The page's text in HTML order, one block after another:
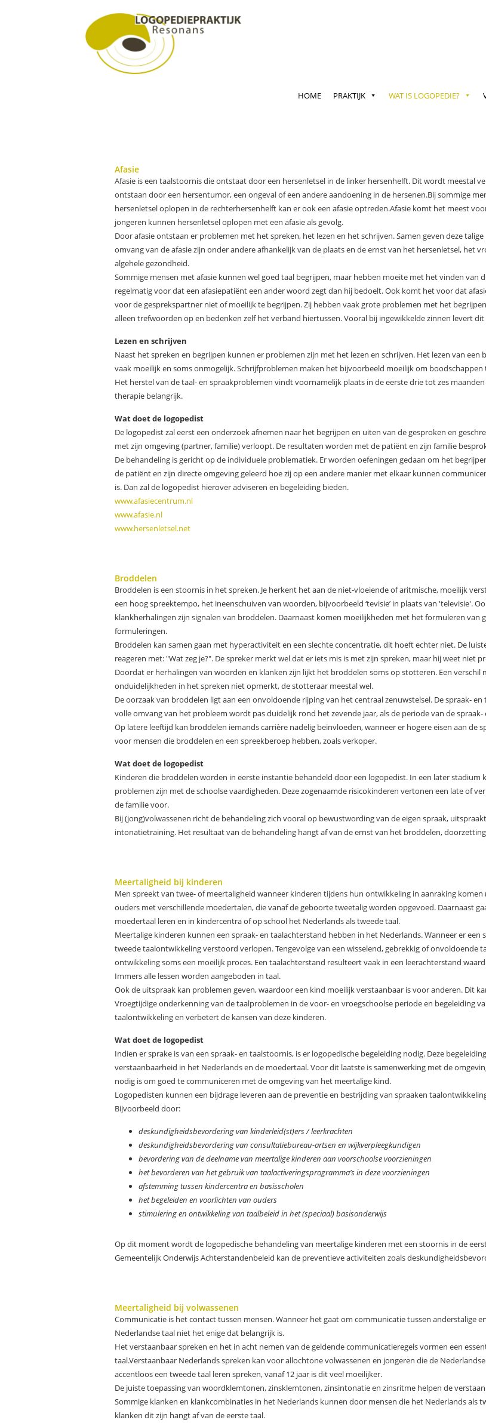
Logopedie Resonans
HOME PRAKTIJK WAT IS LOGOPEDIE?
Afasie
Afasie is een taalstoornis die ontstaat door een hersenletsel in de linker hersenhelft. Dit wordt meestal
ontstaan door een hersentumor, een ongeval of een andere aandoening in de hersenen.Bij sommige
hersenletsel oplopen in de rechterhersenhelft kan er ook een afasie optreden.Afasie komt het meest
jongeren kunnen hersenletsel oplopen met een afasie als gevolg.
Door afasie ontstaan er problemen met het spreken, het lezen en het schrijven. Samen geven deze
omvang van de afasie zijn onder andere afhankelijk van de plaats en de ernst van het hersenletsel, het
algehele gezondheid.
Sommige mensen met afasie kunnen wel goed taal begrijpen, maar hebben moeite met het vinden
regelmatig voor dat een afasiepatiënt een ander woord zegt dan hij bedoelt. Ook komt het voor dat
voor de gesprekspartner niet of moeilijk te begrijpen. Zij hebben vaak grote problemen met het
alleen trefwoorden op en bedenken zelf het verband hiertussen. Vooral bij ingewikkelde zinnen levert
Lezen en schrijven
Naast het spreken en begrijpen kunnen er problemen zijn met het lezen en schrijven. Het lezen van
vaak moeilijk en soms onmogelijk. Schrijfproblemen maken het bijvoorbeeld moeilijk om
Het herstel van de taal- en spraakproblemen vindt voornamelijk plaats in de eerste drie tot zes
therapie belangrijk.
Wat doet de logopedist
De logopedist zal eerst een onderzoek afnemen naar het begrijpen en uiten van de gesproken en
met zijn omgeving (partner, familie) verloopt. De resultaten worden met de patiënt en zijn familie
De behandeling is gericht op de individuele problematiek. Er worden oefeningen gedaan om het
de patiënt en zijn directe omgeving geleerd hoe zij op een andere manier met elkaar kunnen
is. Dan zal de logopedist hierover adviseren en begeleiding bieden.
www.afasiecentrum.nl
www.afasie.nl
www.hersenletsel.net
Broddelen
Broddelen is een stoornis in het spreken. Je herkent het aan de niet-vloeiende of aritmische, moeilijk
een hoog spreektempo, het ineenschuiven van woorden, bijvoorbeeld ‘tevisie’ in plaats van 'televisie'.
klankherhalingen zijn signalen van broddelen. Daarnaast komen moeilijkheden met het formuleren
formuleringen.
Broddelen kan samen gaan met hyperactiviteit en een slechte concentratie, dit hoeft echter niet. De
reageren met: "Wat zeg je?". De spreker merkt wel dat er iets mis is met zijn spreken, maar hij weet niet
Doordat er herhalingen van woorden en klanken zijn lijkt het broddelen soms op stotteren. Een
onduidelijkheden in het spreken niet opmerkt, de stotteraar meestal wel.
De oorzaak van broddelen ligt aan een onvoldoende rijping van het centraal zenuwstelsel. De spraak-
volle omvang van het probleem wordt pas duidelijk rond het zevende jaar, als de periode van de
Op latere leeftijd kan broddelen iemands carrière nadelig beïnvloeden, wanneer er hogere eisen aan de
voor mensen die broddelen en een spreekberoep hebben, zoals verkoper.
Wat doet de logopedist
Kinderen die broddelen worden in eerste instantie behandeld door een logopedist. In een later stadium
problemen zijn met de schoolse vaardigheden. Deze zogenaamde risicokinderen vertonen een late of
de familie voor.
Bij (jong)volwassenen richt de behandeling zich vooral op bewustwording van de eigen spraak,
intonatietraining. Het resultaat van de behandeling hangt af van de ernst van het broddelen,
Meertaligheid bij kinderen
Men spreekt van twee- of meertaligheid wanneer kinderen tijdens hun ontwikkeling in aanraking
ouders met verschillende moedertalen, die vanaf de geboorte tweetalig worden opgevoed. Daarnaast
moedertaal leren en in kindercentra of op school het Nederlands als tweede taal.
Meertalige kinderen kunnen een spraak- en taalachterstand hebben in het Nederlands. Wanneer er
tweede taalontwikkeling verstoord verlopen. Tengevolge van een wisselend, gebrekkig of onvoldoende
ontwikkeling soms een moeilijk proces. Een taalachterstand resulteert vaak in een leerachterstand
Immers alle lessen worden aangeboden in taal.
Ook de uitspraak kan problemen geven, waardoor een kind moeilijk verstaanbaar is voor anderen. Dit
Vroegtijdige onderkenning van de taalproblemen in de voor- en vroegschoolse periode en begeleiding
taalontwikkeling en verbetert de kansen van deze kinderen.
Wat doet de logopedist
Indien er sprake is van een spraak- en taalstoornis, is er logopedische begeleiding nodig. Deze
verstaanbaarheid in het Nederlands en de moedertaal. Voor dit laatste is samenwerking met de
nodig is om goed te communiceren met de omgeving van het meertalige kind.
Logopedisten kunnen een bijdrage leveren aan de preventie en bestrijding van spraaken
Bijvoorbeeld door:
deskundigheidsbevordering van kinderleid(st)ers / leerkrachten
deskundigheidsbevordering van consultatiebureau-artsen en wijkverpleegkundigen
bevordering van de deelname van meertalige kinderen aan voorschoolse voorzieningen
het bevorderen van het gebruik van taalactiveringsprogramma’s in deze voorzieningen
afstemming tussen kindercentra en basisscholen
het begeleiden en voorlichten van ouders
stimulering en ontwikkeling van taalbeleid in het (speciaal) basisonderwijs
Op dit moment wordt de logopedische behandeling van meertalige kinderen met een stoornis in de
Gemeentelijk Onderwijs Achterstandenbeleid kan de preventieve activiteiten zoals
Meertaligheid bij volwassenen
Communicatie is het contact tussen mensen. Wanneer het gaat om communicatie tussen anderstalige
Nederlandse taal niet het enige dat belangrijk is.
Het verstaanbaar spreken en het in acht nemen van de geldende communicatieregels vormen een
taal.Verstaanbaar Nederlands spreken kan voor allochtone volwassenen en jongeren die de
accentloos een tweede taal leren spreken, vanaf 12 jaar is dit veel moeilijker.
De juiste toepassing van woordklemtonen, zinsklemtonen, zinsintonatie en zinsritme helpen de
Sommige klanken en klankcombinaties in het Nederlands kunnen door mensen die het Nederlands als
klanken dit zijn hangt af van de eerste taal.